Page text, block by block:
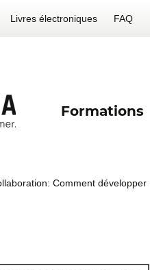
Livres électroniques FAQ
Formations
Comment